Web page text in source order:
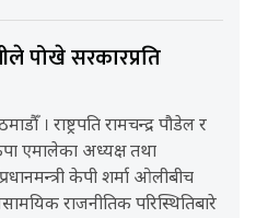
पोखे सरकारप्रति
। राष्ट्रपति रामचन्द्र पौडेल र
एमालेका अध्यक्ष तथा
केपी शर्मा ओलीबीच
राजनीतिक परिस्थितिबारे